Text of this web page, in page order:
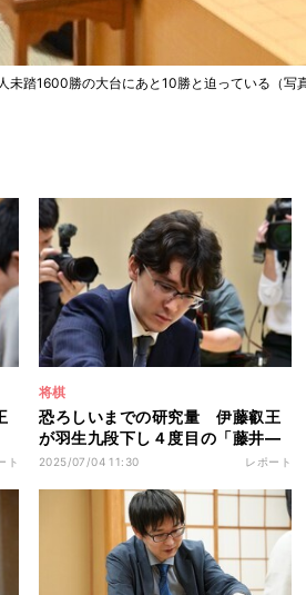
未踏1600勝の大台にあと10勝と迫っている（写
ト
将棋
恐ろしいまでの研究量 伊藤叡王
が羽生九段下し４度目の「藤井―
伊藤」タイトル戦へ 第73期王座
2025/07/04 11:30 レポート